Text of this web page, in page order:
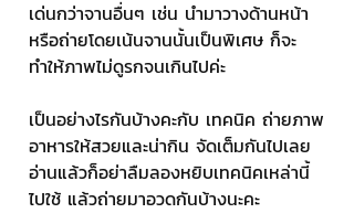
เด่นกว่าจานอื่นๆ เช่น นำมาวางด้านหน้า
หรือถ่ายโดยเน้นจานนั้นเป็นพิเศษ ก็จะ
ทำให้ภาพไม่ดูรกจนเกินไปค่ะ
เป็นอย่างไรกันบ้างคะกับ เทคนิค ถ่ายภาพ
อาหารให้สวยและน่ากิน จัดเต็มกันไปเลย
อ่านแล้วก็อย่าลืมลองหยิบเทคนิคเหล่านี้
ไปใช้ แล้วถ่ายมาอวดกันบ้างนะคะ